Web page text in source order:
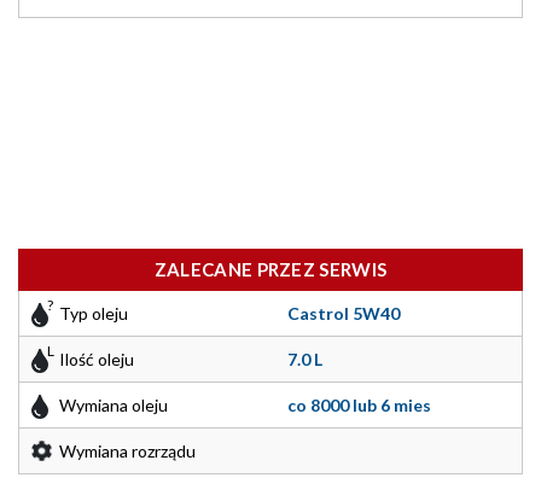
ZALECANE PRZEZ SERWIS
Typ oleju Castrol 5W40
Ilość oleju 7.0 L
Wymiana oleju co 8000 lub 6 mies
Wymiana rozrządu